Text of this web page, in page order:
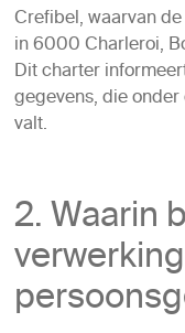
Crefibel, waarvan
in 6000 Charleroi,
Dit charter
gegevens, die
valt.
2. Waarin